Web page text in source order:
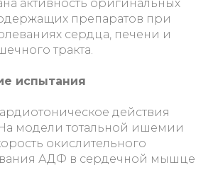
активность оригинальных
препаратов при
сердца, печени и
тракта.
испытания
действия
модели тотальной ишемии
окислительного
АДФ в сердечной мышце